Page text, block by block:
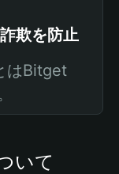
欺を防止
はBitget
いて